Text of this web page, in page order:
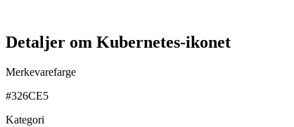
Detaljer om Kubernetes-ikonet
Merkevarefarge
#326CE5
Kategori